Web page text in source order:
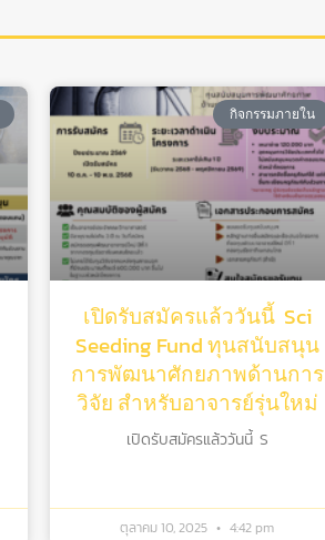
กิจกรรมภายใน
เปิดรับสมัครแล้ววันนี้ Sci
Seeding Fund ทุนสนับสนุน
การพัฒนาศักยภาพด้านการ
วิจัย สําหรับอาจารย์รุ่นใหม่
เปิดรับสมัครแล้ววันนี้ S
ตุลาคม 10, 2025 4:42 pm